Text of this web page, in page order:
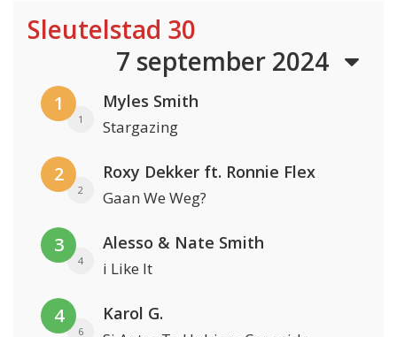
Sleutelstad 30
7 september 2024
1
1
Myles Smith
Stargazing
2
2
Roxy Dekker ft. Ronnie Flex
Gaan We Weg?
3
4
Alesso & Nate Smith
i Like It
4
6
Karol G.